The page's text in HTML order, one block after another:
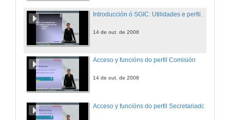
14 de out. de 2008
Acceso y funcións do perfil Comisión
14 de out. de 2008
Acceso y funcións do perfil Secretariado